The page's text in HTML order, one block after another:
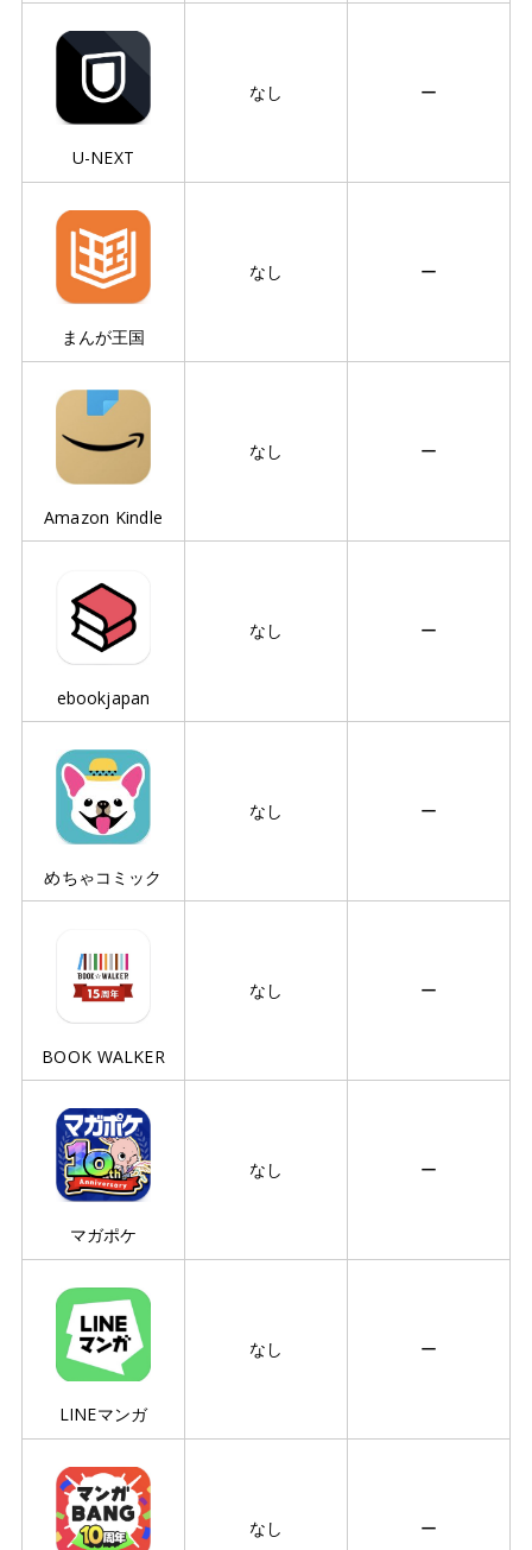
U-NEXT
なし ー
まんが王国
なし ー
Amazon Kindle
なし ー
ebookjapan
なし ー
めちゃコミック
なし ー
BOOK WALKER
なし ー
マガポケ
なし ー
LINEマンガ
なし ー
なし ー